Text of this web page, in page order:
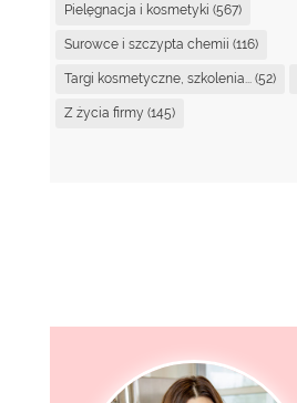
Pielęgnacja i kosmetyki (567)
Surowce i szczypta chemii (116)
Targi kosmetyczne, szkolenia...(52)
Z życia firmy (145)